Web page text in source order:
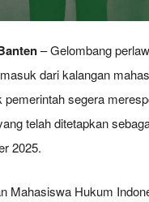
– Gelombang
dari kalangan
segera
telah ditetapkan
2025.
Mahasiswa Hukum